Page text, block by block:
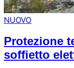
NUOVO
Protezione
soffietto